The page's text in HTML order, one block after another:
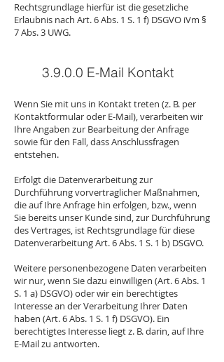
Rechtsgrundlage hierfür ist die gesetzliche
Erlaubnis nach Art. 6 Abs. 1 S. 1 f) DSGVO iVm §
7 Abs. 3 UWG.
3.9.0.0 E-Mail Kontakt
Wenn Sie mit uns in Kontakt treten (z. B. per
Kontaktformular oder E-Mail), verarbeiten wir
Ihre Angaben zur Bearbeitung der Anfrage
sowie für den Fall, dass Anschlussfragen
entstehen.
Erfolgt die Datenverarbeitung zur
Durchführung vorvertraglicher Maßnahmen,
die auf Ihre Anfrage hin erfolgen, bzw., wenn
Sie bereits unser Kunde sind, zur Durchführung
des Vertrages, ist Rechtsgrundlage für diese
Datenverarbeitung Art. 6 Abs. 1 S. 1 b) DSGVO.
Weitere personenbezogene Daten verarbeiten
wir nur, wenn Sie dazu einwilligen (Art. 6 Abs. 1
S. 1 a) DSGVO) oder wir ein berechtigtes
Interesse an der Verarbeitung Ihrer Daten
haben (Art. 6 Abs. 1 S. 1 f) DSGVO). Ein
berechtigtes Interesse liegt z. B. darin, auf Ihre
E-Mail zu antworten.